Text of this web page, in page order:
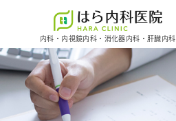
内科・内視鏡内科・消化器内科・肝臓内科
HOME
一般内科